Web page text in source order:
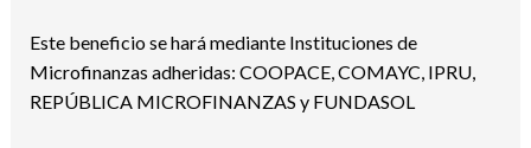
Este beneficio se hará mediante Instituciones de
Microfinanzas adheridas: COOPACE, COMAYC, IPRU,
REPÚBLICA MICROFINANZAS y FUNDASOL